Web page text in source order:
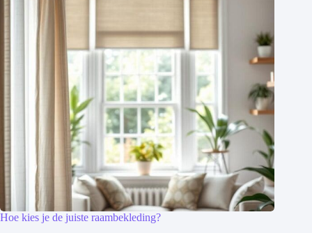
Hoe kies je de juiste raambekleding?